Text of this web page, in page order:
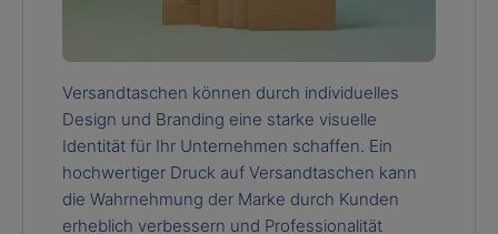
Versandtaschen können durch individuelles
Design und Branding eine starke visuelle
Identität für Ihr Unternehmen schaffen. Ein
hochwertiger Druck auf Versandtaschen kann
die Wahrnehmung der Marke durch Kunden
erheblich verbessern und Professionalität